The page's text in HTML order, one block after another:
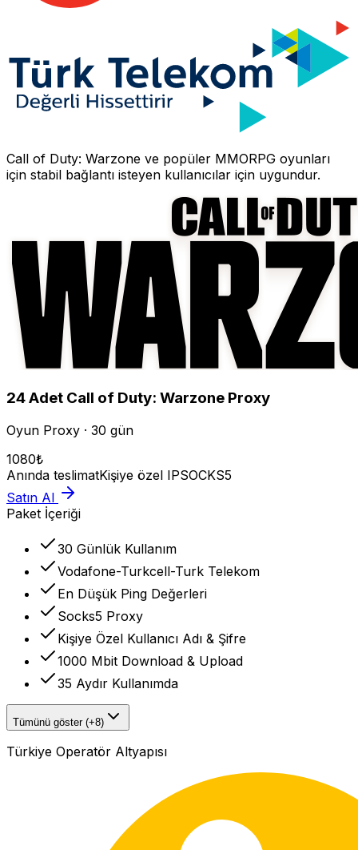
Call of Duty: Warzone ve popüler MMORPG oyunları
için stabil bağlantı isteyen kullanıcılar için uygundur.
24Adet Call of Duty: Warzone Proxy
Oyun Proxy · 30 gün
1080₺
Anında teslimatKişiye özel IPSOCKS5
Satın Al
Paket İçeriği
30 Günlük Kullanım
Vodafone-Turkcell-Turk Telekom
En Düşük Ping Değerleri
Socks5 Proxy
Kişiye Özel Kullanıcı Adı & Şifre
1000 Mbit Download & Upload
35 Aydır Kullanımda
Tümünü göster (+8)
Türkiye Operatör Altyapısı